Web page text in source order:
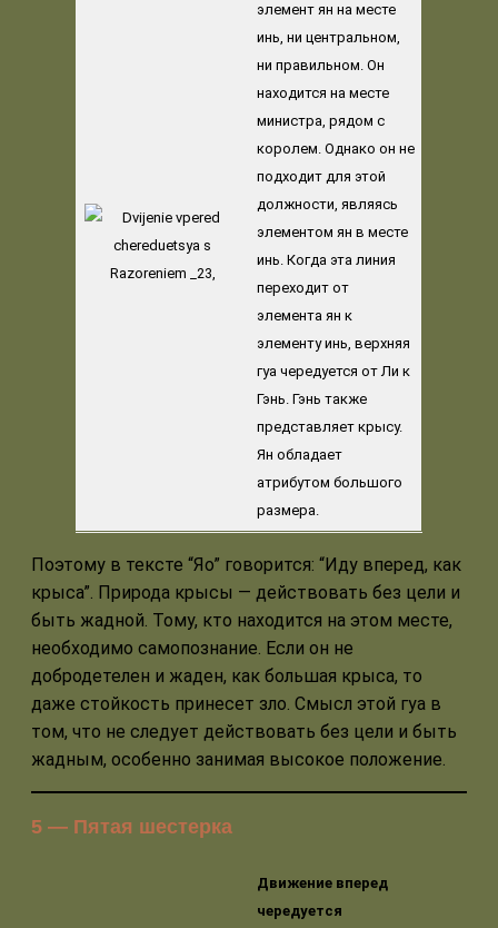
элемент ян на месте
инь, ни центральном,
ни правильном. Он
находится на месте
министра, рядом с
королем. Однако он не
подходит для этой
должности, являясь
элементом ян в месте
инь. Когда эта линия
переходит от
элемента ян к
элементу инь, верхняя
гуа чередуется от Ли к
Гэнь. Гэнь также
представляет крысу.
Ян обладает
атрибутом большого
размера.
Поэтому в тексте “Яо” говорится: “Иду вперед, как
крыса”. Природа крысы — действовать без цели и
быть жадной. Тому, кто находится на этом месте,
необходимо самопознание. Если он не
добродетелен и жаден, как большая крыса, то
даже стойкость принесет зло. Смысл этой гуа в
том, что не следует действовать без цели и быть
жадным, особенно занимая высокое положение.
5 — Пятая шестерка
Движение вперед
чередуется